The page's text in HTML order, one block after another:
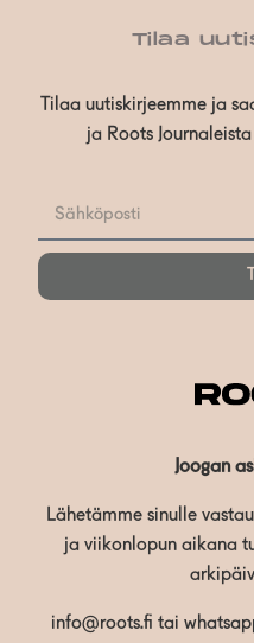
Tilaa
Tilaa uutiskirjeemme ja
ja Roots
Joogan
Lähetämme sinulle
ja viikonlopun aikana
info@roots.fi tai